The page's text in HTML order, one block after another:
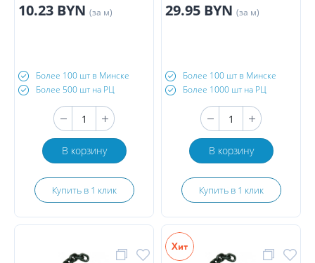
10.23 BYN (за м)
Более 100 шт в Минске
Более 500 шт на РЦ
В корзину
Купить в 1 клик
29.95 BYN (за м)
Более 100 шт в Минске
Более 1000 шт на РЦ
В корзину
Купить в 1 клик